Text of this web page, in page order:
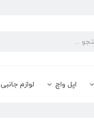
اپل واچ لوازم جانبی